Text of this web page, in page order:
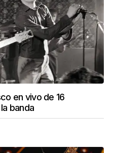
en vivo de 16
banda